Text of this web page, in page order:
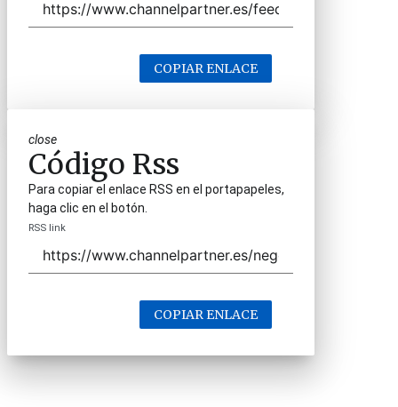
COPIAR ENLACE
close
Código Rss
Para copiar el enlace RSS en el portapapeles,
haga clic en el botón.
RSS link
COPIAR ENLACE